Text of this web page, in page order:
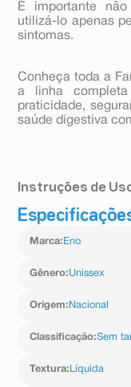
É importante
utilizá-lo apenas
sintomas.
Conheça toda a
a linha
praticidade,
saúde digestiva
Instruções de
Para Antiácido:
dia.Para Laxante:
Marca: Eno
Gênero:Unissex
Origem: Nacional
Classificação:Sem
Textura: Líquida